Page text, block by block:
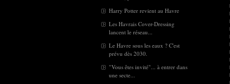
Harry Potter revient au Havre
Les Havrais Cover-Dressing
lancent le réseau...
Le Havre sous les eaux ? C'est
prévu dès 2030.
"Vous êtes invité"... à entrer dans
une secte...